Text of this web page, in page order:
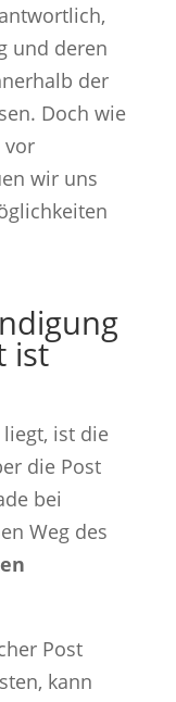
und deren
der
Doch wie
vor
wir uns
ist
liegt, ist die
die Post
bei
Weg des
Post
kann